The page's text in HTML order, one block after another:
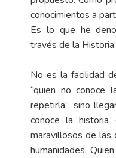
conocimientos a
Es lo que he
través de la
No es la facilidad
“quien no conoce
repetirla”, sino
conoce la historia
maravillosos de las
humanidades.